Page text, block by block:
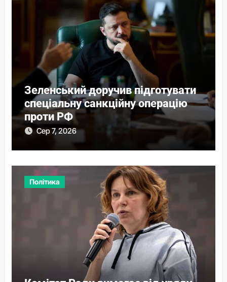
Зеленський доручив підготувати
спеціальну санкційну операцію
проти РФ
Сер 7, 2026
Політика